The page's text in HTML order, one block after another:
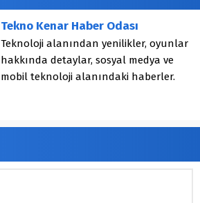
Tekno Kenar Haber Odası
Teknoloji alanından yenilikler, oyunlar
hakkında detaylar, sosyal medya ve
mobil teknoloji alanındaki haberler.